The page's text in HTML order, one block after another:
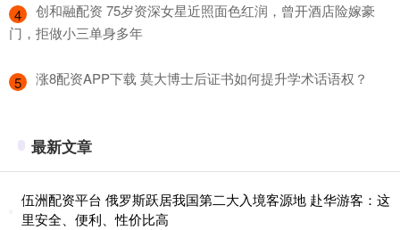
4
​创和融配资 75岁资深女星近照面色红润，曾开酒店险嫁豪
门，拒做小三单身多年
5 ​涨8配资APP下载 莫大博士后证书如何提升学术话语权？
最新文章
伍洲配资平台 俄罗斯跃居我国第二大入境客源地 赴华游客：这
里安全、便利、性价比高